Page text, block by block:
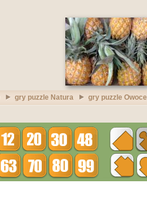
gry puzzle Natura gry puzzle Owoce